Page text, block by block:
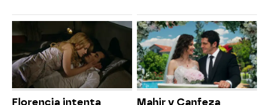
Florencia intenta
Mahir y Canfeza